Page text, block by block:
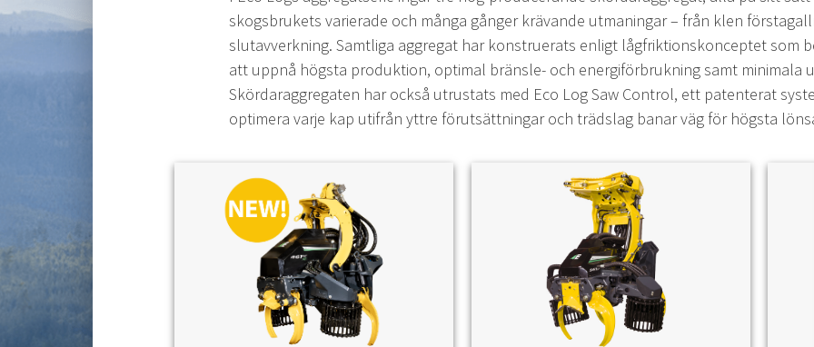
skogsbrukets varierade och många gånger krävande utmaningar – från klen
slutavverkning. Samtliga aggregat har konstruerats enligt lågfriktionskonceptet som
att uppnå högsta produktion, optimal bränsle- och energiförbrukning samt minimala
Skördaraggregaten har också utrustats med Eco Log Saw Control, ett patenterat
optimera varje kap utifrån yttre förutsättningar och trädslag banar väg för högsta